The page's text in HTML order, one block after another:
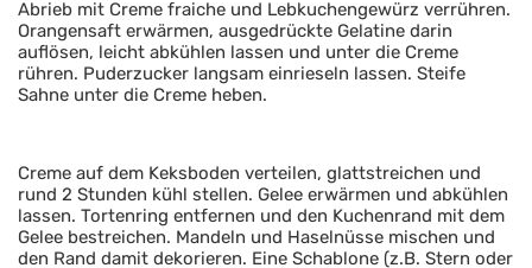
Abrieb mit Creme fraiche und Lebkuchengewürz verrühren.
Orangensaft erwärmen, ausgedrückte Gelatine darin
auflösen, leicht abkühlen lassen und unter die Creme
rühren. Puderzucker langsam einrieseln lassen. Steife
Sahne unter die Creme heben.
Creme auf dem Keksboden verteilen, glattstreichen und
rund 2 Stunden kühl stellen. Gelee erwärmen und abkühlen
lassen. Tortenring entfernen und den Kuchenrand mit dem
Gelee bestreichen. Mandeln und Haselnüsse mischen und
den Rand damit dekorieren. Eine Schablone (z.B. Stern oder